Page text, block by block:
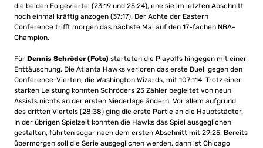
die beiden Folgeviertel (23:19 und 25:24), ehe sie im letzten Abschnitt
noch einmal kräftig anzogen (37:17). Der Achte der Eastern
Conference trifft morgen das nächste Mal auf den 17-fachen NBA-
Champion.
Für Dennis Schröder (Foto) starteten die Playoffs hingegen mit einer
Enttäuschung. Die Atlanta Hawks verloren das erste Duell gegen den
Conference-Vierten, die Washington Wizards, mit 107:114. Trotz einer
starken Leistung konnten Schröders 25 Zähler begleitet von neun
Assists nichts an der ersten Niederlage ändern. Vor allem aufgrund
des dritten Viertels (28:38) ging die erste Partie an die Hauptstädter.
In der übrigen Spielzeit konnten die Hawks das Spiel ausgeglichen
gestalten, führten sogar nach dem ersten Abschnitt mit 29:25. Bereits
übermorgen soll die Serie ausgeglichen werden, dann ist Chicago